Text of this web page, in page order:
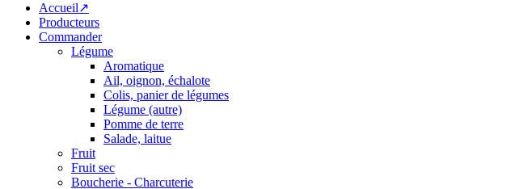
Accueil↗
Producteurs
Commander
Légume
Aromatique
Ail, oignon, échalote
Colis, panier de légumes
Légume (autre)
Pomme de terre
Salade, laitue
Fruit
Fruit sec
Boucherie - Charcuterie